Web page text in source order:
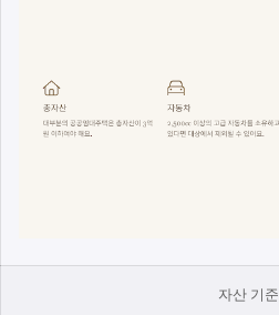
자산 기준